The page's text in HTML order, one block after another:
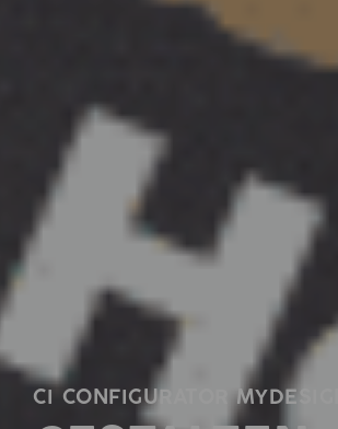
CI CONFIGURATOR MYDESIGN